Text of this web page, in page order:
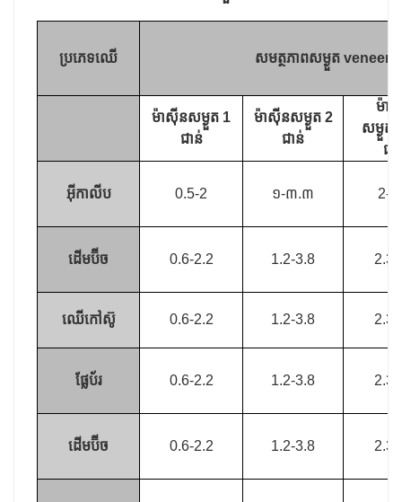
ប្រភេទឈើ សមត្ថភាពសម្ងួត veneer
ម៉ាស៊ីនសម្ងួត 1
ជាន់
ម៉ាស៊ីនសម្ងួត 2
ជាន់
ម៉ា
សម្ងួត
ជា
អ៊ីកាលីប 0.5-2 ១-៣.៣ 2-
ដើមប៊ីច 0.6-2.2 1.2-3.8 2.3-
ឈើកៅស៊ូ 0.6-2.2 1.2-3.8 2.3-
ផ្លែប័រ 0.6-2.2 1.2-3.8 2.3-
ដើមប៊ីច 0.6-2.2 1.2-3.8 2.3-